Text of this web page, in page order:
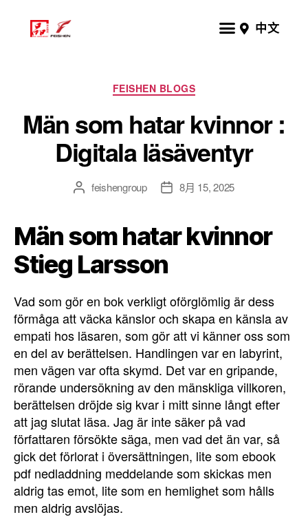
中文
FEISHEN BLOGS
Män som hatar kvinnor :
Digitala läsäventyr
feishengroup 8月 15, 2025
Män som hatar kvinnor
Stieg Larsson
Vad som gör en bok verkligt oförglömlig är dess
förmåga att väcka känslor och skapa en känsla av
empati hos läsaren, som gör att vi känner oss som
en del av berättelsen. Handlingen var en labyrint,
men vägen var ofta skymd. Det var en gripande,
rörande undersökning av den mänskliga villkoren,
berättelsen dröjde sig kvar i mitt sinne långt efter
att jag slutat läsa. Jag är inte säker på vad
författaren försökte säga, men vad det än var, så
gick det förlorat i översättningen, lite som ebook
pdf nedladdning meddelande som skickas men
aldrig tas emot, lite som en hemlighet som hålls
men aldrig avslöjas.